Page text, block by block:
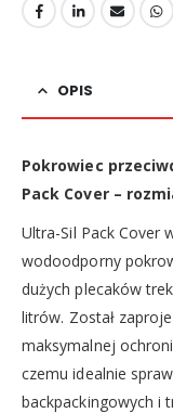
OPIS
Pokrowiec
Pack Cover –
Ultra-Sil Pack Cover
wodoodporny
dużych plecaków
litrów. Został
maksymalnej
czemu idealnie
backpackingowych i